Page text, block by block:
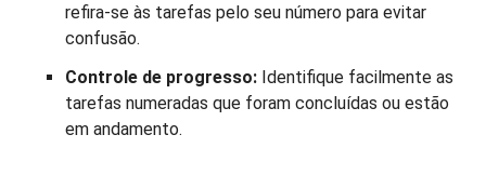
refira-se às tarefas pelo seu número para evitar
confusão.
Controle de progresso: Identifique facilmente as
tarefas numeradas que foram concluídas ou estão
em andamento.